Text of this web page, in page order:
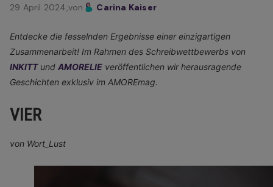
29 April 2024,von Carina Kaiser
Entdecke die fesselnden Ergebnisse einer einzigartigen
Zusammenarbeit! Im Rahmen des Schreibwettbewerbs von
INKITTund AMORELIE veröffentlichen wir herausragende
Geschichten exklusiv im AMOREmag.
VIER
von Wort_Lust